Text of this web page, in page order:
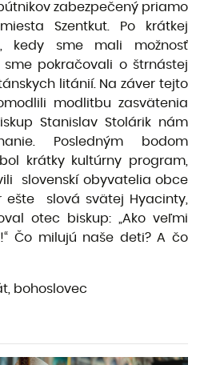
zabezpečený priamo
Szentkut. Po krátkej
kedy sme mali možnosť
pokračovali o štrnástej
litánií. Na záver tejto
modlitbu zasvätenia
Stanislav Stolárik nám
Posledným bodom
krátky kultúrny program,
slovenskí obyvatelia obce
ešte slová svätej Hyacinty,
otec biskup: „Ako veľmi
Čo milujú naše deti? A čo
bohoslovec